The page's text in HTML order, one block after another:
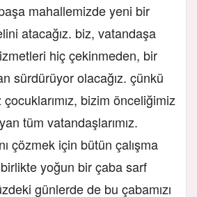
mahallemizde yeni bir
atacağız. biz, vatandaşa
hiç çekinmeden, bir
sürdürüyor olacağız. çünkü
bizim önceliğimiz
tüm vatandaşlarımız.
çözmek için bütün çalışma
birlikte yoğun bir çaba sarf
günlerde de bu çabamızı